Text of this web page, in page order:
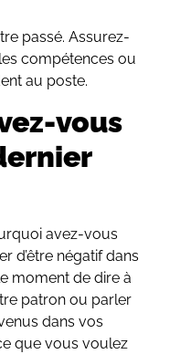
passé. Assurez-
compétences ou
au poste.
vous
avez-vous
d’être négatif dans
moment de dire à
patron ou parler
dans vos
que vous voulez